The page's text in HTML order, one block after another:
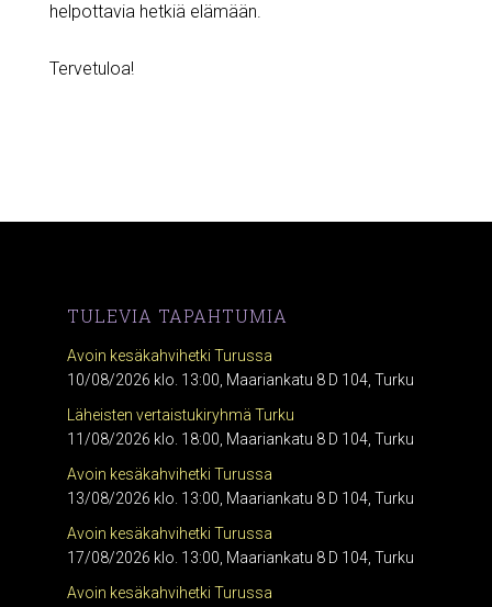
helpottavia hetkiä elämään.
Tervetuloa!
TULEVIA TAPAHTUMIA
Avoin kesäkahvihetki Turussa
10/08/2026 klo. 13:00, Maariankatu 8 D 104, Turku
Läheisten vertaistukiryhmä Turku
11/08/2026 klo. 18:00, Maariankatu 8 D 104, Turku
Avoin kesäkahvihetki Turussa
13/08/2026 klo. 13:00, Maariankatu 8 D 104, Turku
Avoin kesäkahvihetki Turussa
17/08/2026 klo. 13:00, Maariankatu 8 D 104, Turku
Avoin kesäkahvihetki Turussa